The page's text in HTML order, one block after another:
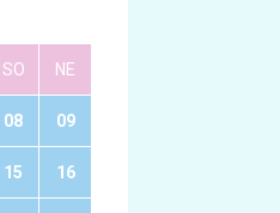
SO NE
08 09
15 16